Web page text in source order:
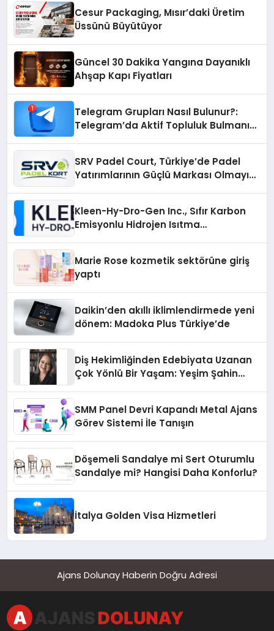
Cesur Packaging, Mısır’daki Üretim
Üssünü Büyütüyor
Güncel 30 Dakika Yangına Dayanıklı
Ahşap Kapı Fiyatları
Telegram Grupları Nasıl Bulunur?:
Telegram’da Aktif Topluluk Bulmanın
SRV Padel Court, Türkiye’de Padel
Yatırımlarının Güçlü Markası Olmayı
Kleen-Hy-Dro-Gen Inc., Sıfır Karbon
Emisyonlu Hidrojen Isıtma
Marie Rose kozmetik sektörüne giriş
yaptı
Daikin’den akıllı iklimlendirmede yeni
dönem: Madoka Plus Türkiye’de
Diş Hekimliğinden Edebiyata Uzanan
Çok Yönlü Bir Yaşam: Yeşim Şahin
SMM Panel Devri Kapandı Metal Ajans
Görev Sistemi İle Tanışın
Döşemeli Sandalye mi Sert Oturumlu
Sandalye mi? Hangisi Daha Konforlu?
İtalya Golden Visa Hizmetleri
Ajans Dolunay Haberin Doğru Adresi